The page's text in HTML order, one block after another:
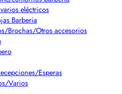
eléctricos
Barberia
Brochas/Otros accesorios
Esperas
Varios